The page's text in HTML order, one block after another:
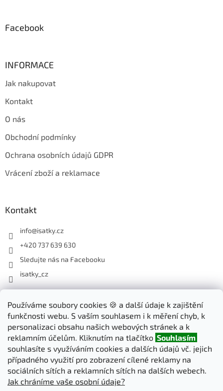
Používáme soubory cookies 🍪 a další údaje k zajištění
funkčnosti webu. S vaším souhlasem i k měření chyb, k
personalizaci obsahu našich webových stránek a k
reklamním účelům. Kliknutím na tlačítko Souhlasím
souhlasíte s využíváním cookies a dalších údajů vč. jejich
případného využití pro zobrazení cílené reklamy na
sociálních sítích a reklamních sítích na dalších webech.
Jak chráníme vaše osobní údaje?
Facebook
INFORMACE
Jak nakupovat
Kontakt
O nás
Obchodní podmínky
Ochrana osobních údajů GDPR
Vrácení zboží a reklamace
Kontakt
info@isatky.cz
+420 737 639 630
Sledujte nás na Facebooku
isatky_cz
Odebírat newsletter
Vložte svůj e-mail a my vám budeme zasílat informace o nových
produktech na našem e-shopu.
E-mail
PŘIHLÁSIT SE